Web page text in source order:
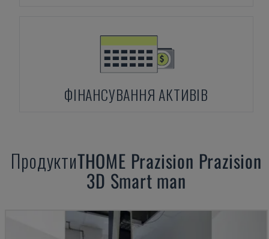
ФІНАНСУВАННЯ АКТИВІВ
ПродуктиTHOME Prazision Prazision
3D Smart man